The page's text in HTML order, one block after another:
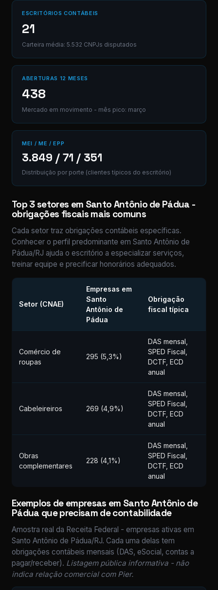
ESCRITÓRIOS CONTÁBEIS
21
Carteira média: 5.532 CNPJs disputados
ABERTURAS 12 MESES
438
Mercado em movimento - mês pico: março
MEI / ME / EPP
3.849 / 71 / 351
Distribuição por porte (clientes típicos do escritório)
Top 3 setores em Santo Antônio de Pádua -
obrigações fiscais mais comuns
Cada setor traz obrigações contábeis específicas.
Conhecer o perfil predominante em Santo Antônio de
Pádua/RJ ajuda o escritório a especializar serviços,
treinar equipe e precificar honorários adequados.
Setor (CNAE)
Empresas em
Santo
Antônio de
Pádua
Obrigação
fiscal típica
Comércio de
roupas
295 (5,3%)
DAS mensal,
SPED Fiscal,
DCTF, ECD
anual
Cabeleireiros 269 (4,9%)
DAS mensal,
SPED Fiscal,
DCTF, ECD
anual
Obras
complementares
228 (4,1%)
DAS mensal,
SPED Fiscal,
DCTF, ECD
anual
Exemplos de empresas em Santo Antônio de
Pádua que precisam de contabilidade
Amostra real da Receita Federal - empresas ativas em
Santo Antônio de Pádua/RJ. Cada uma delas tem
obrigações contábeis mensais (DAS, eSocial, contas a
pagar/receber). Listagem pública informativa - não
indica relação comercial com Pier.